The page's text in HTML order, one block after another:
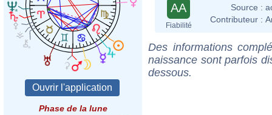
Phase de la lune
AA
Fiabilité
Source :
Contributeur :
Des informations
naissance sont parfois
dessous.